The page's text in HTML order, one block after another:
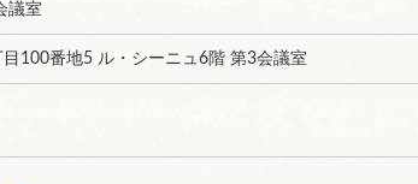
議室
100番地5 ル・シーニュ6階 第3会議室